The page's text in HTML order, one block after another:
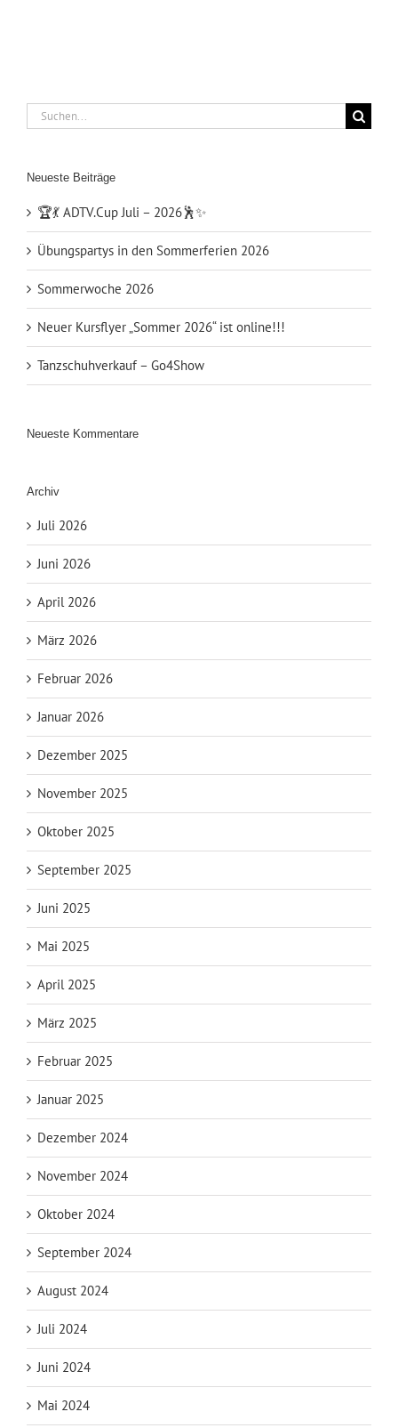
Suche
nach:
Neueste Beiträge
🏆💃 ADTV.Cup Juli – 2026🕺✨
Übungspartys in den Sommerferien 2026
Sommerwoche 2026
Neuer Kursflyer „Sommer 2026“ ist online!!!
Tanzschuhverkauf – Go4Show
Neueste Kommentare
Archiv
Juli 2026
Juni 2026
April 2026
März 2026
Februar 2026
Januar 2026
Dezember 2025
November 2025
Oktober 2025
September 2025
Juni 2025
Mai 2025
April 2025
März 2025
Februar 2025
Januar 2025
Dezember 2024
November 2024
Oktober 2024
September 2024
August 2024
Juli 2024
Juni 2024
Mai 2024